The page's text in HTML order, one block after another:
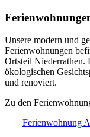
Unsere modern und
Ferienwohnungen
Ortsteil Niederrathen.
ökologischen
und renoviert.
Zu den
Ferienwohnung